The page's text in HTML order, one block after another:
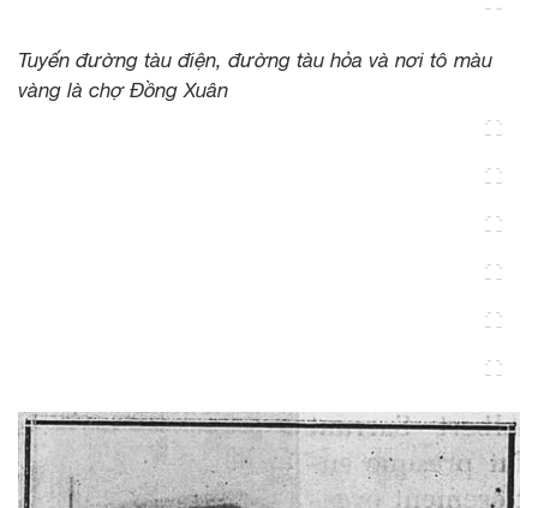
Tuyến đường tàu điện, đường tàu hỏa và nơi tô màu
vàng là chợ Đồng Xuân